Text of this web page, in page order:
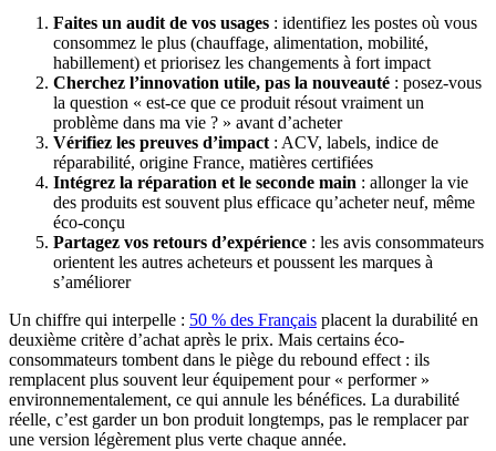
Faites un audit de vos usages : identifiez les postes où vous
consommez le plus (chauffage, alimentation, mobilité,
habillement) et priorisez les changements à fort impact
Cherchez l’innovation utile, pas la nouveauté : posez-vous
la question « est-ce que ce produit résout vraiment un
problème dans ma vie ? » avant d’acheter
Vérifiez les preuves d’impact : ACV, labels, indice de
réparabilité, origine France, matières certifiées
Intégrez la réparation et le seconde main : allonger la vie
des produits est souvent plus efficace qu’acheter neuf, même
éco-conçu
Partagez vos retours d’expérience : les avis consommateurs
orientent les autres acheteurs et poussent les marques à
s’améliorer
Un chiffre qui interpelle : 50 % des Français placent la durabilité en
deuxième critère d’achat après le prix. Mais certains éco-
consommateurs tombent dans le piège du rebound effect : ils
remplacent plus souvent leur équipement pour « performer »
environnementalement, ce qui annule les bénéfices. La durabilité
réelle, c’est garder un bon produit longtemps, pas le remplacer par
une version légèrement plus verte chaque année.